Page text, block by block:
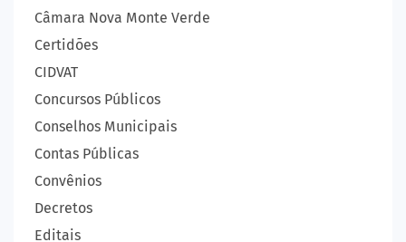
Câmara Nova Monte Verde
Certidões
CIDVAT
Concursos Públicos
Conselhos Municipais
Contas Públicas
Convênios
Decretos
Editais